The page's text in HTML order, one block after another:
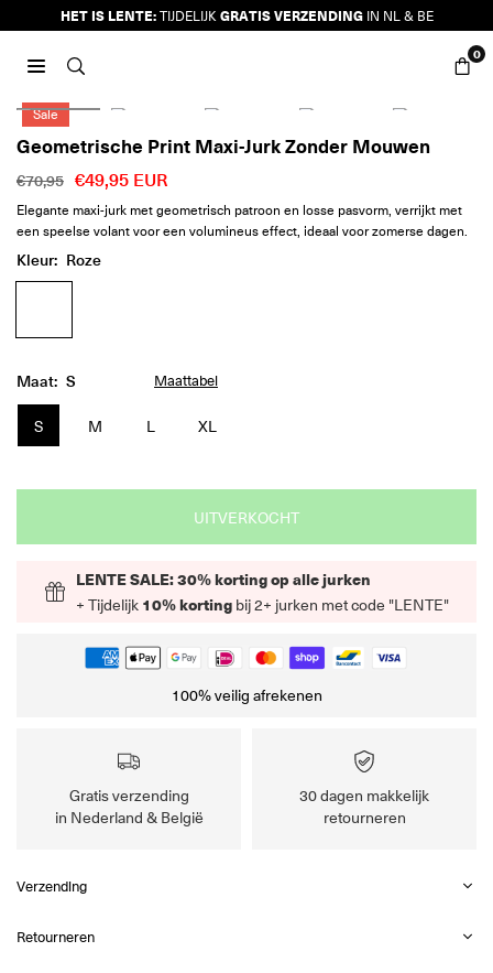
naar
inhoud
HET IS LENTE:TIJDELIJKGRATIS VERZENDINGIN NL & BE
0
Sale
Geometrische Print Maxi-Jurk Zonder Mouwen
Reguliere
prijs
€70,95 €49,95 EUR
Elegante maxi-jurk met geometrisch patroon en losse pasvorm, verrijkt met
een speelse volant voor een volumineus effect, ideaal voor zomerse dagen.
Kleur: Roze
Maat: S Maattabel
S M L XL
UITVERKOCHT
LENTE SALE: 30% korting op alle jurken
+ Tijdelijk 10% kortingbij 2+ jurken met code "LENTE"
100% veilig afrekenen
Gratis verzending
in Nederland & België
30 dagen makkelijk
retourneren
Verzending
Retourneren